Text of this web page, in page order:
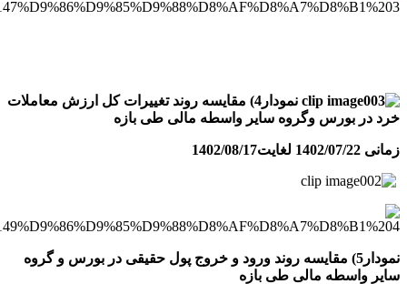
نمودار4) مقایسه روند تغییرات کل ارزش معاملات
خرد در بورس وگروه سایر واسطه مالی طی بازه
زمانی 1402/07/22 لغایت1402/08/17
نمودار5) مقایسه روند ورود و خروج پول حقیقی در بورس و گروه
سایر واسطه مالی طی بازه